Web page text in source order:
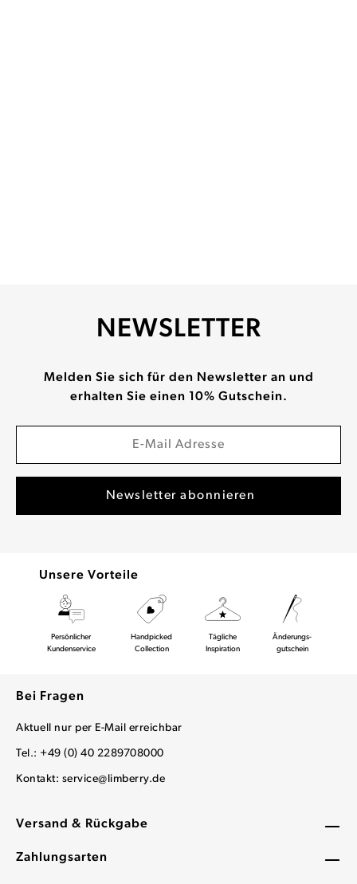
Versand & Rückgabe
Zahlungsarten
NEWSLETTER
Melden Sie sich für den Newsletter an und
erhalten Sie einen 10% Gutschein.
Unsere Vorteile
Persönlicher
Kundenservice
Handpicked
Collection
Tägliche
Inspiration
Änderungs-
gutschein
Bei Fragen
Aktuell nur per E-Mail erreichbar
Tel.: +49 (0) 40 2289708000
Kontakt: service@limberry.de